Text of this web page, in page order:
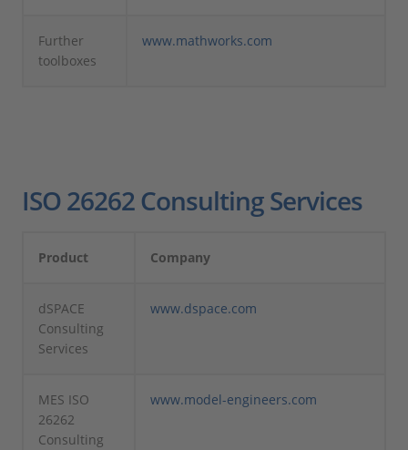
Further
toolboxes
www.mathworks.com
ISO 26262 Consulting Services
Product Company
dSPACE
Consulting
Services
www.dspace.com
MES ISO
26262
Consulting
www.model-engineers.com